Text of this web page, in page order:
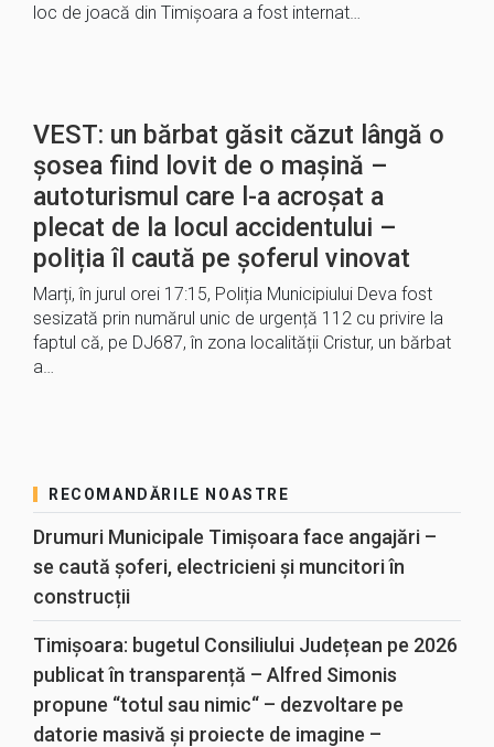
loc de joacă din Timișoara a fost internat…
VEST: un bărbat găsit căzut lângă o
șosea fiind lovit de o mașină –
autoturismul care l-a acroșat a
plecat de la locul accidentului –
poliția îl caută pe șoferul vinovat
Marți, în jurul orei 17:15, Poliția Municipiului Deva fost
sesizată prin numărul unic de urgență 112 cu privire la
faptul că, pe DJ687, în zona localității Cristur, un bărbat
a…
RECOMANDĂRILE NOASTRE
Drumuri Municipale Timișoara face angajări –
se caută șoferi, electricieni și muncitori în
construcții
Timișoara: bugetul Consiliului Județean pe 2026
publicat în transparență – Alfred Simonis
propune “totul sau nimic“ – dezvoltare pe
datorie masivă și proiecte de imagine –